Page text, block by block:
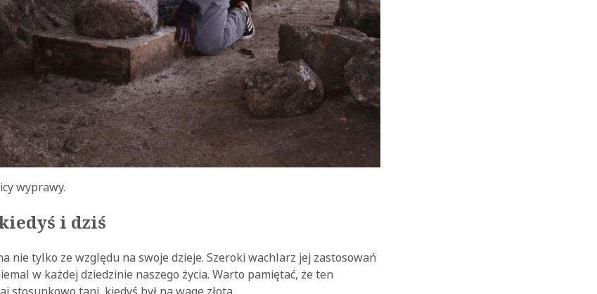
wyprawy.
i dziś
nie tylko ze względu na swoje dzieje. Szeroki wachlarz jej zastosowań
w każdej dziedzinie naszego życia. Warto pamiętać, że ten